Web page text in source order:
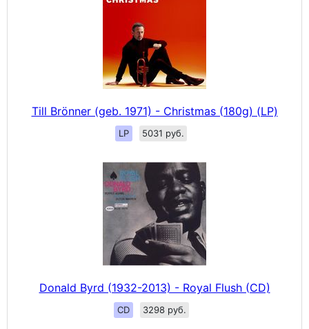
Till Brönner (geb. 1971) - Christmas (180g) (LP)
LP 5031 руб.
Donald Byrd (1932-2013) - Royal Flush (CD)
CD 3298 руб.